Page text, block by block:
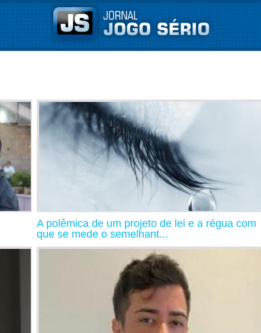
A polêmica de um projeto de lei e a régua com
que se mede o semelhant...